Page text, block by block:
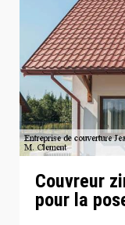
Couvreur
pour la